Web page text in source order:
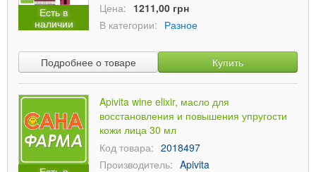
Есть в
наличии
Цена: 1211,00 грн
В категории: Разное
Подробнее о товаре Купить
Apivita wine elixir, масло для
восстановления и повышения упругости
кожи лица 30 мл
Код товара: 2018497
Производитель: Apivita